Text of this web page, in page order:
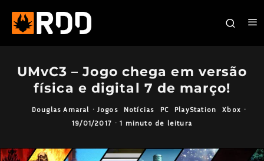
UMvC3 – Jogo chega em versão
física e digital 7 de março!
Douglas Amaral · Jogos Notícias PC PlayStation Xbox ·
19/01/2017 · 1 minuto de leitura